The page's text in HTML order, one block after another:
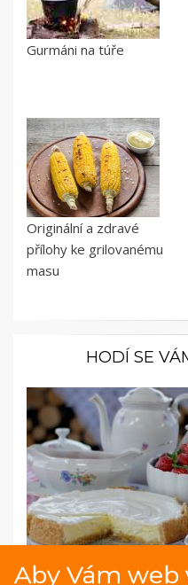
Gurmáni na túře
Originální a zdravé
přílohy ke grilovanému
masu
HODÍ SE
Aby Vám web